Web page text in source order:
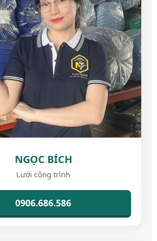
NGỌC BÍCH
Lưới công trình
0906.686.586